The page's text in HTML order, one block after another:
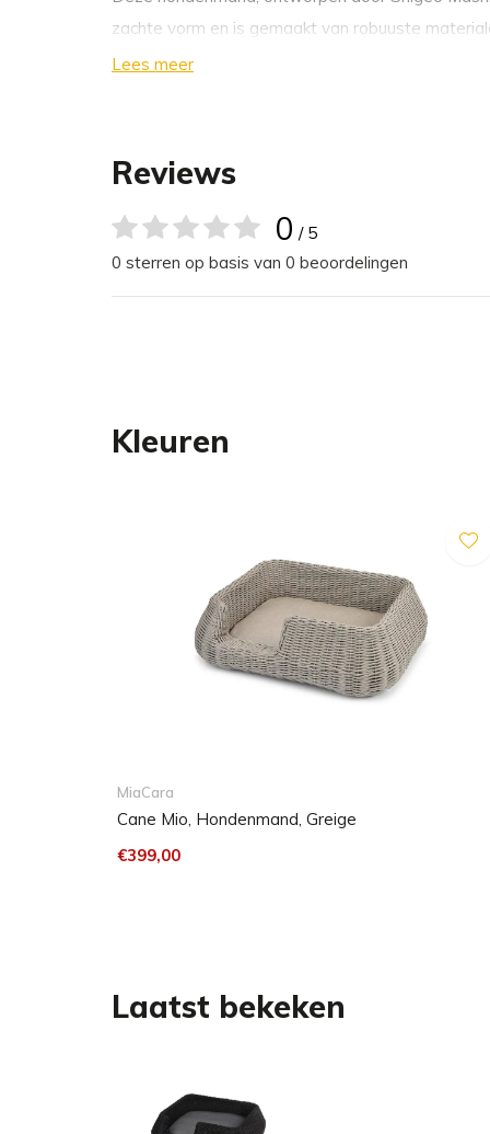
zachte vorm en is gemaakt van robuuste
gebogen mand met een asymmetrisch
weerbestendige touwweefsel kunt u hem zowel
Hij is ook licht van gewicht. Dankzij het aluminium
Small: 68 x 58 x 21 cm (L x B x H2), H1 8 cm,
Medium: 85 x 75 x 26 cm (L x B x H2), H1 9 cm,
Frame
Lees meer
Reviews
0 / 5
0 sterren op basis van 0 beoordelingen
Kleuren
MiaCara
Cane Mio, Hondenmand, Greige
€399,00
Laatst bekeken